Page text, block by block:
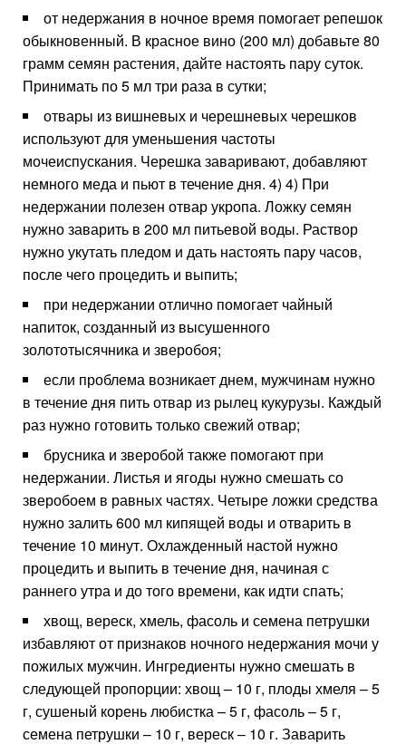
от недержания в ночное время помогает репешок
обыкновенный. В красное вино (200 мл) добавьте 80
грамм семян растения, дайте настоять пару суток.
Принимать по 5 мл три раза в сутки;
отвары из вишневых и черешневых черешков
используют для уменьшения частоты
мочеиспускания. Черешка заваривают, добавляют
немного меда и пьют в течение дня. 4) 4) При
недержании полезен отвар укропа. Ложку семян
нужно заварить в 200 мл питьевой воды. Раствор
нужно укутать пледом и дать настоять пару часов,
после чего процедить и выпить;
при недержании отлично помогает чайный
напиток, созданный из высушенного
золототысячника и зверобоя;
если проблема возникает днем, мужчинам нужно
в течение дня пить отвар из рылец кукурузы. Каждый
раз нужно готовить только свежий отвар;
брусника и зверобой также помогают при
недержании. Листья и ягоды нужно смешать со
зверобоем в равных частях. Четыре ложки средства
нужно залить 600 мл кипящей воды и отварить в
течение 10 минут. Охлажденный настой нужно
процедить и выпить в течение дня, начиная с
раннего утра и до того времени, как идти спать;
хвощ, вереск, хмель, фасоль и семена петрушки
избавляют от признаков ночного недержания мочи у
пожилых мужчин. Ингредиенты нужно смешать в
следующей пропорции: хвощ – 10 г, плоды хмеля – 5
г, сушеный корень любистка – 5 г, фасоль – 5 г,
семена петрушки – 10 г, вереск – 10 г. Заварить